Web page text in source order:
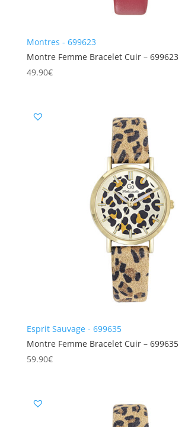
Montres - 699623
Montre Femme Bracelet Cuir – 699623
49.90€
Esprit Sauvage - 699635
Montre Femme Bracelet Cuir – 699635
59.90€